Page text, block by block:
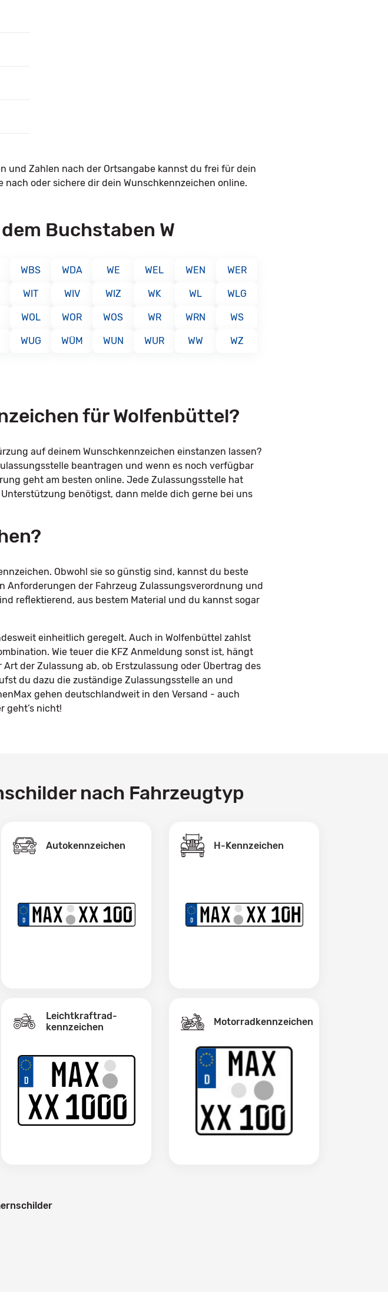
und Zahlen nach der Ortsangabe kannst du frei für dein
oder sichere dir dein Wunschkennzeichen online.
Buchstaben W
WBS WDA WE WEL WEN WER
WIT WIV WIZ WK WL WLG
WOL WOR WOS WR WRN WS
WUG WÜM WUN WUR WW WZ
für Wolfenbüttel?
auf deinem Wunschkennzeichen einstanzen lassen?
beantragen und wenn es noch verfügbar
geht am besten online. Jede Zulassungsstelle hat
benötigst, dann melde dich gerne bei uns
Obwohl sie so günstig sind, kannst du beste
Anforderungen der Fahrzeug Zulassungsverordnung und
reflektierend, aus bestem Material und du kannst sogar
einheitlich geregelt. Auch in Wolfenbüttel zahlst
Wie teuer die KFZ Anmeldung sonst ist, hängt
der Zulassung ab, ob Erstzulassung oder Übertrag des
du dazu die zuständige Zulassungsstelle an und
gehen deutschlandweit in den Versand - auch
geht’s nicht!
nach Fahrzeugtyp
Autokennzeichen H-Kennzeichen
Leichtkraftrad­
kennzeichen
Motorradkennzeichen